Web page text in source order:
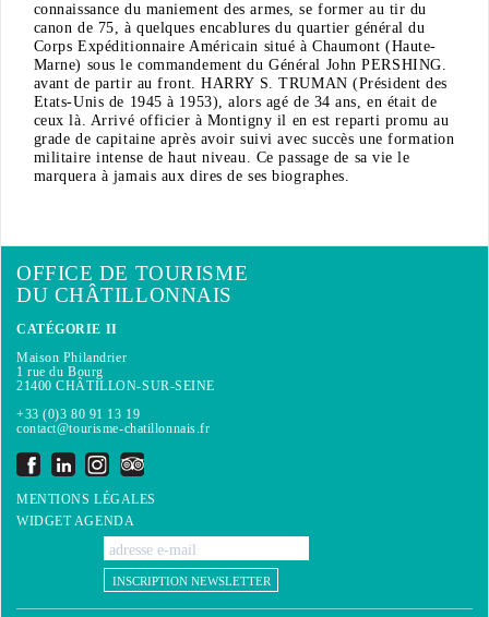
connaissance du maniement des armes, se former au tir du
canon de 75, à quelques encablures du quartier général du
Corps Expéditionnaire Américain situé à Chaumont (Haute-
Marne) sous le commandement du Général John PERSHING.
avant de partir au front. HARRY S. TRUMAN (Président des
Etats-Unis de 1945 à 1953), alors agé de 34 ans, en était de
ceux là. Arrivé officier à Montigny il en est reparti promu au
grade de capitaine après avoir suivi avec succès une formation
militaire intense de haut niveau. Ce passage de sa vie le
marquera à jamais aux dires de ses biographes.
OFFICE DE TOURISME
DU CHÂTILLONNAIS
CATÉGORIE II
Maison Philandrier
1 rue du Bourg
21400 CHÂTILLON-SUR-SEINE
+33 (0)3 80 91 13 19
contact@tourisme-chatillonnais.fr
MENTIONS LÉGALES
WIDGET AGENDA
INSCRIPTION NEWSLETTER